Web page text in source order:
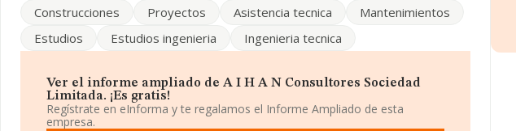
Construcciones Proyectos Asistencia tecnica
Mantenimientos
Estudios
Estudios ingenieria Ingenieria tecnica
Ver el informe ampliado de A I H A N Consultores Sociedad
Limitada. ¡Es gratis!
Regístrate en eInforma y te regalamos el Informe Ampliado de esta
empresa.